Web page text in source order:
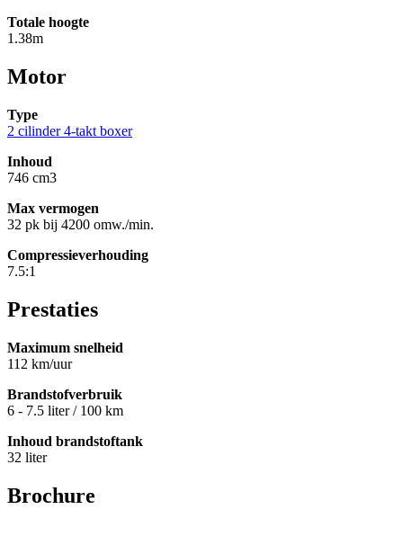
Totale hoogte
1.38m
Motor
Type
2 cilinder 4-takt boxer
Inhoud
746 cm3
Max vermogen
32 pk bij 4200 omw./min.
Compressieverhouding
7.5:1
Prestaties
Maximum snelheid
112 km/uur
Brandstofverbruik
6 - 7.5 liter / 100 km
Inhoud brandstoftank
32 liter
Brochure